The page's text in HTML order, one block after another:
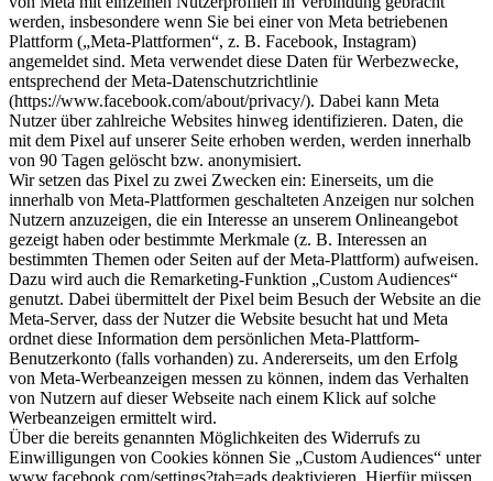
werden, insbesondere wenn Sie bei einer von Meta betriebenen
Plattform („Meta-Plattformen“, z. B. Facebook, Instagram)
angemeldet sind. Meta verwendet diese Daten für Werbezwecke,
entsprechend der Meta-Datenschutzrichtlinie
(https://www.facebook.com/about/privacy/). Dabei kann Meta
Nutzer über zahlreiche Websites hinweg identifizieren. Daten, die
mit dem Pixel auf unserer Seite erhoben werden, werden innerhalb
von 90 Tagen gelöscht bzw. anonymisiert.
Wir setzen das Pixel zu zwei Zwecken ein: Einerseits, um die
innerhalb von Meta-Plattformen geschalteten Anzeigen nur solchen
Nutzern anzuzeigen, die ein Interesse an unserem Onlineangebot
gezeigt haben oder bestimmte Merkmale (z. B. Interessen an
bestimmten Themen oder Seiten auf der Meta-Plattform) aufweisen.
Dazu wird auch die Remarketing-Funktion „Custom Audiences“
genutzt. Dabei übermittelt der Pixel beim Besuch der Website an die
Meta-Server, dass der Nutzer die Website besucht hat und Meta
ordnet diese Information dem persönlichen Meta-Plattform-
Benutzerkonto (falls vorhanden) zu. Andererseits, um den Erfolg
von Meta-Werbeanzeigen messen zu können, indem das Verhalten
von Nutzern auf dieser Webseite nach einem Klick auf solche
Werbeanzeigen ermittelt wird.
Über die bereits genannten Möglichkeiten des Widerrufs zu
Einwilligungen von Cookies können Sie „Custom Audiences“ unter
www.facebook.com/settings?tab=ads deaktivieren. Hierfür müssen